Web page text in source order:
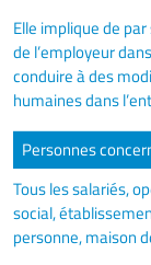
Elle implique de
de l’employeur
conduire à des
humaines dans
Personnes
Tous les salariés,
social,
personne, maison